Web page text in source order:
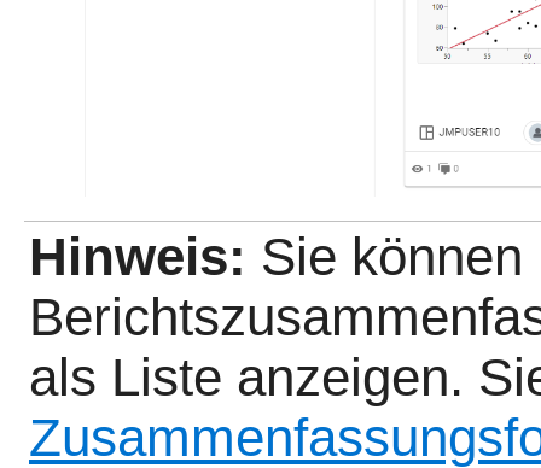
Hinweis: Sie können
als Liste anzeigen.